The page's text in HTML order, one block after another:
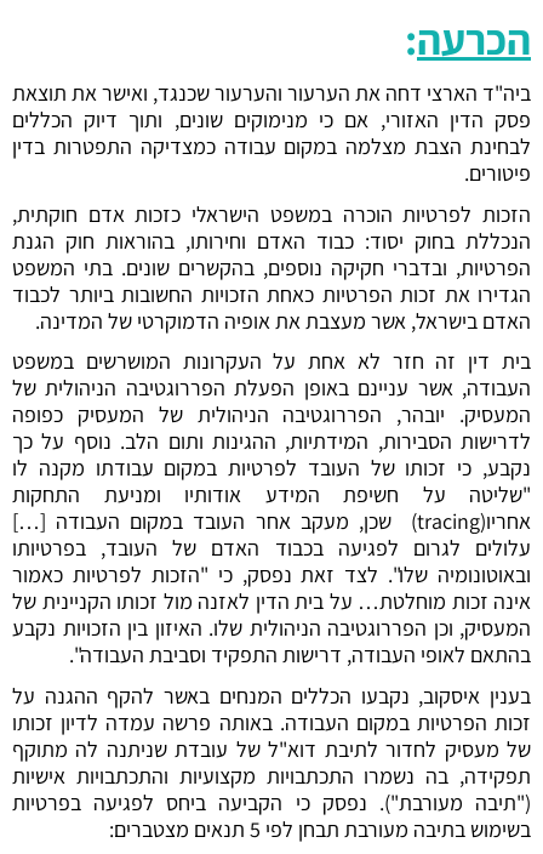
הכרעה:
ביה"ד הארצי דחה את הערעור והערעור שכנגד, ואישר את תוצאת
פסק הדין האזורי, אם כי מנימוקים שונים, ותוך דיוק הכללים
לבחינת הצבת מצלמה במקום עבודה כמצדיקה התפטרות בדין
פיטורים.
הזכות לפרטיות הוכרה במשפט הישראלי כזכות אדם חוקתית,
הנכללת בחוק יסוד: כבוד האדם וחירותו, בהוראות חוק הגנת
הפרטיות, ובדברי חקיקה נוספים, בהקשרים שונים. בתי המשפט
הגדירו את זכות הפרטיות כאחת הזכויות החשובות ביותר לכבוד
האדם בישראל, אשר מעצבת את אופיה הדמוקרטי של המדינה.
בית דין זה חזר לא אחת על העקרונות המושרשים במשפט
העבודה, אשר עניינם באופן הפעלת הפררוגטיבה הניהולית של
המעסיק. יובהר, הפררוגטיבה הניהולית של המעסיק כפופה
לדרישות הסבירות, המידתיות, ההגינות ותום הלב. נוסף על כך
נקבע, כי זכותו של העובד לפרטיות במקום עבודתו מקנה לו
"שליטה על חשיפת המידע אודותיו ומניעת התחקות
אחריו(tracing) שכן, מעקב אחר העובד במקום העבודה […]
עלולים לגרום לפגיעה בכבוד האדם של העובד, בפרטיותו
ובאוטונומיה שלו". לצד זאת נפסק, כי "הזכות לפרטיות כאמור
אינה זכות מוחלטת… על בית הדין לאזנה מול זכותו הקניינית של
המעסיק, וכן הפררוגטיבה הניהולית שלו. האיזון בין הזכויות נקבע
בהתאם לאופי העבודה, דרישות התפקיד וסביבת העבודה".
בענין איסקוב, נקבעו הכללים המנחים באשר להקף ההגנה על
זכות הפרטיות במקום העבודה. באותה פרשה עמדה לדיון זכותו
של מעסיק לחדור לתיבת דוא"ל של עובדת שניתנה לה מתוקף
תפקידה, בה נשמרו התכתבויות מקצועיות והתכתבויות אישיות
("תיבה מעורבת"). נפסק כי הקביעה ביחס לפגיעה בפרטיות
בשימוש בתיבה מעורבת תבחן לפי 5 תנאים מצטברים: